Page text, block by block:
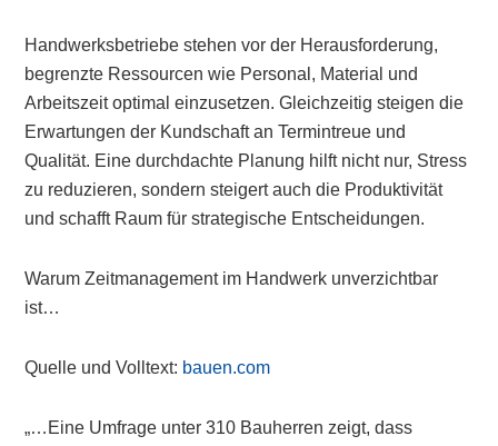
Handwerksbetriebe stehen vor der Herausforderung,
begrenzte Ressourcen wie Personal, Material und
Arbeitszeit optimal einzusetzen. Gleichzeitig steigen die
Erwartungen der Kundschaft an Termintreue und
Qualität. Eine durchdachte Planung hilft nicht nur, Stress
zu reduzieren, sondern steigert auch die Produktivität
und schafft Raum für strategische Entscheidungen.
Warum Zeitmanagement im Handwerk unverzichtbar
ist…
Quelle und Volltext: bauen.com
„…Eine Umfrage unter 310 Bauherren zeigt, dass